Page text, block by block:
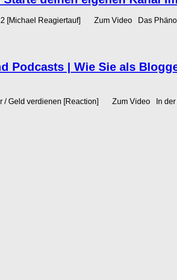
[Michael Reagiertauf] Zum Video Das
Podcasts | Wie Sie als
/ Geld verdienen [Reaction] Zum Video In